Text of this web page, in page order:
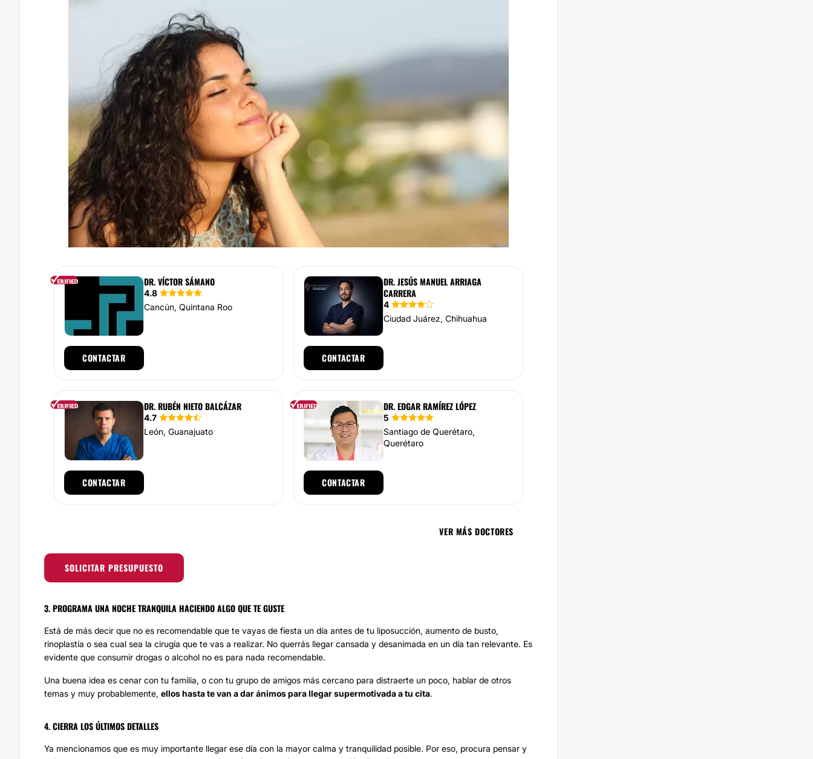
DR. VÍCTOR SÁMANO
4.8
Cancún, Quintana Roo
CONTACTAR
DR. JESÚS MANUEL ARRIAGA
CARRERA
4
Ciudad Juárez, Chihuahua
CONTACTAR
DR. RUBÉN NIETO BALCÁZAR
4.7
León, Guanajuato
CONTACTAR
DR. EDGAR RAMÍREZ LÓPEZ
5
Santiago de Querétaro,
Querétaro
CONTACTAR
VER MÁS DOCTORES
SOLICITAR PRESUPUESTO
3. PROGRAMA UNA NOCHE TRANQUILA HACIENDO ALGO QUE TE GUSTE
Está de más decir que no es recomendable que te vayas de fiesta un día antes de tu liposucción, aumento de busto,
rinoplastía o sea cual sea la cirugía que te vas a realizar. No querrás llegar cansada y desanimada en un día tan relevante. Es
evidente que consumir drogas o alcohol no es para nada recomendable.
Una buena idea es cenar con tu familia, o con tu grupo de amigos más cercano para distraerte un poco, hablar de otros
temas y muy probablemente, ellos hasta te van a dar ánimos para llegar supermotivada a tu cita.
4. CIERRA LOS ÚLTIMOS DETALLES
Ya mencionamos que es muy importante llegar ese día con la mayor calma y tranquilidad posible. Por eso, procura pensar y